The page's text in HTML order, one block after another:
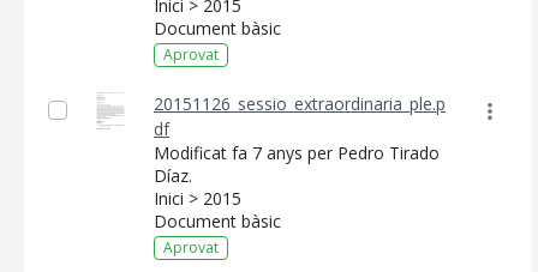
Inici > 2015
Document bàsic
Aprovat
20151126_sessio_extraordinaria_ple.p
df
Modificat fa 7 anys per Pedro Tirado
Díaz.
Inici > 2015
Document bàsic
Aprovat